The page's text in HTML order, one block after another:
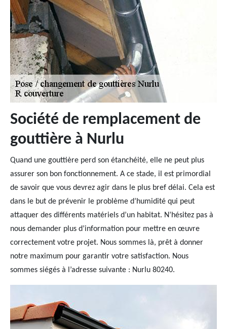
Société de remplacement de
gouttière à Nurlu
Quand une gouttière perd son étanchéité, elle ne peut plus
assurer son bon fonctionnement. A ce stade, il est primordial
de savoir que vous devrez agir dans le plus bref délai. Cela est
dans le but de prévenir le problème d’humidité qui peut
attaquer des différents matériels d’un habitat. N’hésitez pas à
nous demander plus d’information pour mettre en œuvre
correctement votre projet. Nous sommes là, prêt à donner
notre maximum pour garantir votre satisfaction. Nous
sommes siégés à l’adresse suivante : Nurlu 80240.